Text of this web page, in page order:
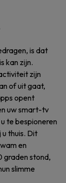
is dat
kan zijn.
zijn
of uit gaat,
opent
uw smart-tv
te bespioneren
u thuis. Dit
en
graden stond,
slimme